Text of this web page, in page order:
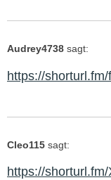
Audrey4738 sagt:
https://
Cleo115 sagt:
https://